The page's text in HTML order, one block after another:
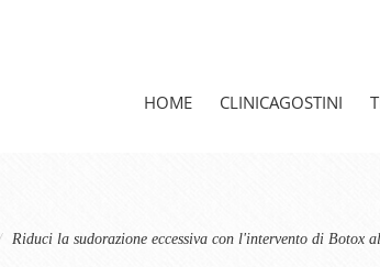
HOME CLINICAGOSTINI
Riduci la sudorazione eccessiva con l'intervento di Botox